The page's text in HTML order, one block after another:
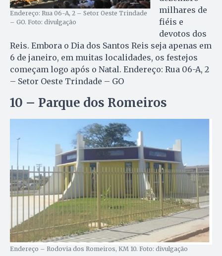
Endereço: Rua 06-A, 2 – Setor Oeste Trindade
– GO. Foto: divulgação
milhares de
fiéis e
devotos dos
Reis. Embora o Dia dos Santos Reis seja apenas em
6 de janeiro, em muitas localidades, os festejos
começam logo após o Natal. Endereço: Rua 06-A, 2
– Setor Oeste Trindade – GO
10 – Parque dos Romeiros
Endereço – Rodovia dos Romeiros, KM 10. Foto: divulgação